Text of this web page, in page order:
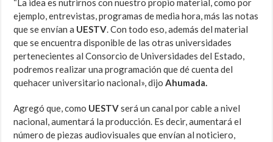
“La idea es nutrirnos con nuestro propio material, como por
ejemplo, entrevistas, programas de media hora, más las notas
que se envían a UESTV. Con todo eso, además del material
que se encuentra disponible de las otras universidades
pertenecientes al Consorcio de Universidades del Estado,
podremos realizar una programación que dé cuenta del
quehacer universitario nacional», dijoAhumada.
Agregó que, como UESTVserá un canal por cable a nivel
nacional, aumentará la producción. Es decir, aumentará el
número de piezas audiovisuales que envían al noticiero,